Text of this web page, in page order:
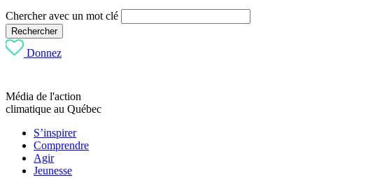
Chercher avec un mot clé
Rechercher
Donnez
Média de l'action
climatique au Québec
S’inspirer
Comprendre
Agir
Jeunesse